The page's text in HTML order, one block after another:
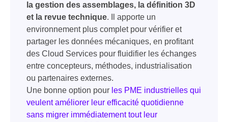
la gestion des assemblages, la définition 3D
et la revue technique. Il apporte un
environnement plus complet pour vérifier et
partager les données mécaniques, en profitant
des Cloud Services pour fluidifier les échanges
entre concepteurs, méthodes, industrialisation
ou partenaires externes.
Une bonne option pour les PME industrielles qui
veulent améliorer leur efficacité quotidienne
sans migrer immédiatement tout leur